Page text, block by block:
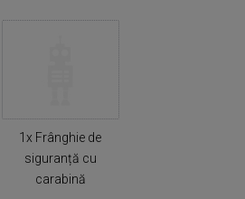
1x Frânghie de
siguranță cu
carabină